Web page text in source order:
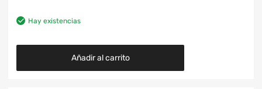
Hay existencias
Añadir al carrito